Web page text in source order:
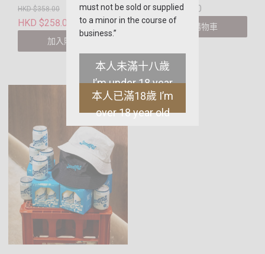
HKD $358.00
HKD $258.00
加入購物車
HKD $358.00
加入購物車
must not be sold or supplied
to a minor in the course of
business.”
本人未滿十八歲
I’m under 18 year
old
本人已滿18歲 I’m
over 18 year old